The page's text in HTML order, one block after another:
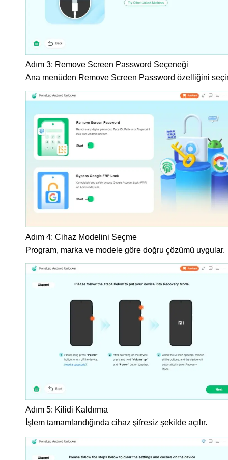
Adım 3: Remove Screen Password Seçeneği
Ana menüden Remove Screen Password özelliğini
Adım 4: Cihaz Modelini Seçme
Program, marka ve modele göre doğru çözümü uygular.
Adım 5: Kilidi Kaldırma
İşlem tamamlandığında cihaz şifresiz şekilde açılır.